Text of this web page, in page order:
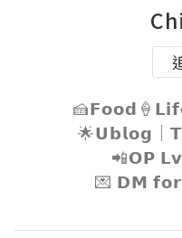
🌟𝗨𝗯𝗹𝗼𝗴｜
📲𝗢𝗣
💌 𝗗𝗠